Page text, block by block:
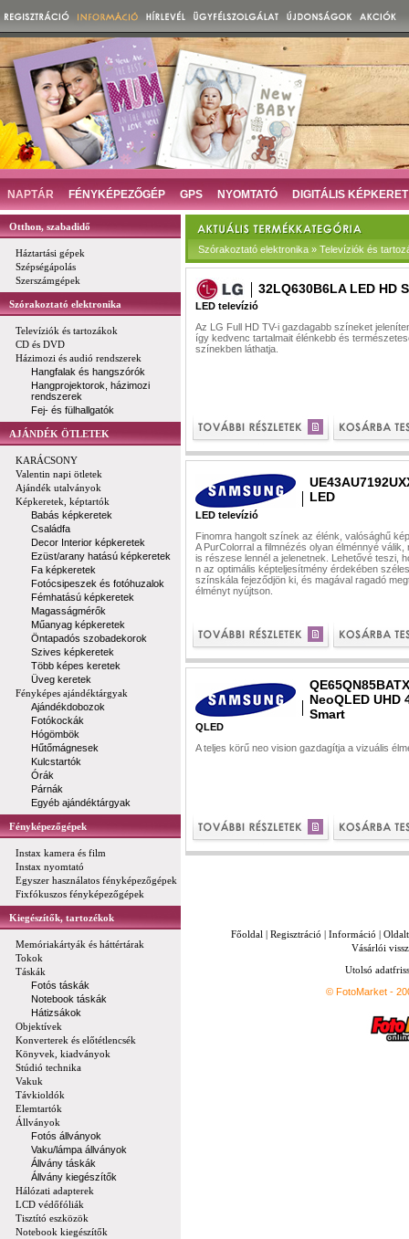
NAPTÁR FÉNYKÉPEZŐGÉP GPS NYOMTATÓ DIGITÁLIS KÉPKERET
Otthon, szabadidő
Háztartási gépek
Szépségápolás
Szerszámgépek
Szórakoztató elektronika
Televíziók és tartozákok
CD és DVD
Házimozi és audió rendszerek
Hangfalak és hangszórók
Hangprojektorok, házimozi
rendszerek
Fej- és fülhallgatók
AJÁNDÉK ÖTLETEK
KARÁCSONY
Valentin napi ötletek
Ajándék utalványok
Képkeretek, képtartók
Babás képkeretek
Családfa
Decor Interior képkeretek
Ezüst/arany hatású képkeretek
Fa képkeretek
Fotócsipeszek és fotóhuzalok
Fémhatású képkeretek
Magasságmérők
Műanyag képkeretek
Öntapadós szobadekorok
Szives képkeretek
Több képes keretek
Üveg keretek
Fényképes ajándéktárgyak
Ajándékdobozok
Fotókockák
Hógömbök
Hűtőmágnesek
Kulcstartók
Órák
Párnák
Egyéb ajándéktárgyak
Fényképezőgépek
Instax kamera és film
Instax nyomtató
Egyszer használatos fényképezőgépek
Fixfókuszos fényképezőgépek
Kiegészítők, tartozékok
Memóriakártyák és háttértárak
Tokok
Táskák
Fotós táskák
Notebook táskák
Hátizsákok
Objektívek
Konverterek és előtétlencsék
Könyvek, kiadványok
Stúdió technika
Vakuk
Távkioldók
Elemtartók
Állványok
Fotós állványok
Vaku/lámpa állványok
Állvány táskák
Állvány kiegészítők
Hálózati adapterek
LCD védőfóliák
Tisztító eszközök
Notebook kiegészítők
Szórakoztató elektronika » Televíziók és
32LQ630B6LA LED HD
LED televízió
Az LG Full HD TV-i gazdagabb színeket
így kedvenc tartalmait élénkebb és
színekben láthatja.
LED
LED televízió
Finomra hangolt színek az élénk, valósághű
A PurColorral a filmnézés olyan élménnyé válik,
is részese lennél a jelenetnek. Lehetővé teszi,
n az optimális képteljesítmény érdekében széles
színskála fejeződjön ki, és magával ragadó
élményt nyújtson.
NeoQLED UHD
Smart
QLED
A teljes körű neo vision gazdagítja a vizuális
Főoldal | Regisztráció | Információ |
Vásárlói
Utolsó
© FotoMarket -